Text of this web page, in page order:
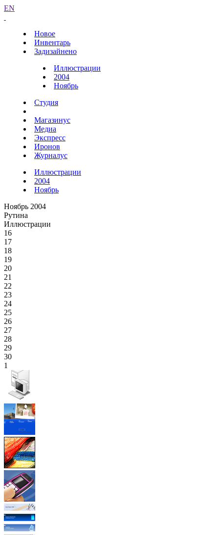
EN
Новое
Инвентарь
Задизайнено
Иллюстрации
2004
Ноябрь
Студия
Магазинус
Медиа
Экспресс
Иронов
Журналус
Иллюстрации
2004
Ноябрь
Ноябрь 2004
Рутина
Иллюстрации
16
17
18
19
20
21
22
23
24
25
26
27
28
29
30
1